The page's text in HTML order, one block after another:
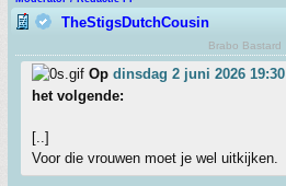
TheStigsDutchCousin
Brabo Bastard
Op dinsdag 2 juni 2026 19:30
het volgende:
[..]
Voor die vrouwen moet je wel uitkijken.